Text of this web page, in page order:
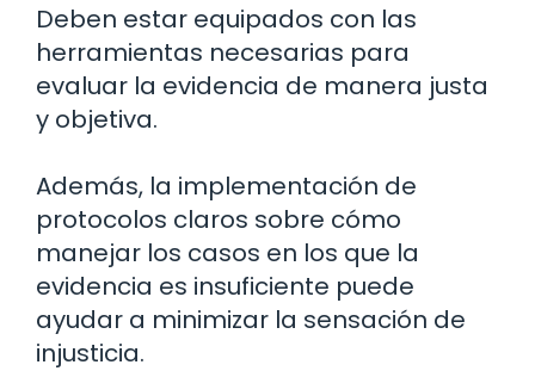
Deben estar equipados con las
herramientas necesarias para
evaluar la evidencia de manera justa
y objetiva.
Además, la implementación de
protocolos claros sobre cómo
manejar los casos en los que la
evidencia es insuficiente puede
ayudar a minimizar la sensación de
injusticia.